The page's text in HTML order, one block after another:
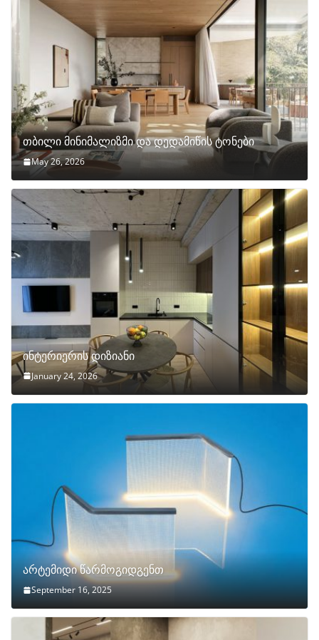
თბილი მინიმალიზმი და დედამიწის ტონები
May 26, 2026
ინტერიერის დიზიანი
January 24, 2026
არტემიდი წარმოგიდგენთ
September 16, 2025